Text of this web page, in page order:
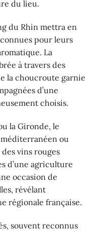
du lieu.
du Rhin mettra en
pour leurs
La
à travers des
la choucroute garnie
d’une
choisis.
la Gironde, le
ou
vins rouges
d’une agriculture
occasion de
révélant
régionale française.
souvent reconnus